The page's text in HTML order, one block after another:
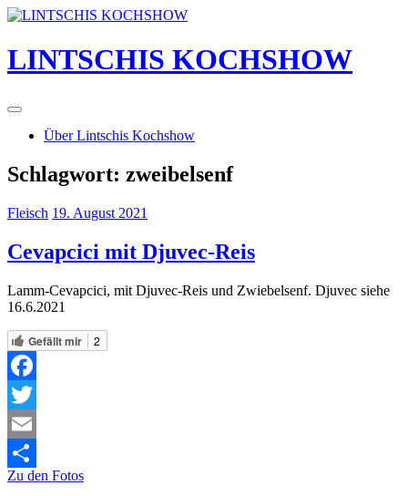
Skip
content
LINTSCHIS KOCHSHOW
Über Lintschis Kochshow
Schlagwort: zweibelsenf
Fleisch 19. August 2021
Cevapcici mit Djuvec-Reis
Lamm-Cevapcici, mit Djuvec-Reis und Zwiebelsenf. Djuvec siehe
16.6.2021
Gefällt mir 2
Facebook
Twitter
Email
Share
Zu den Fotos